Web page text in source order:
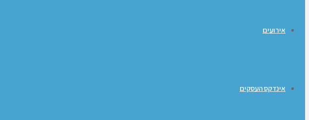
אירועים
אינדקס העסקים